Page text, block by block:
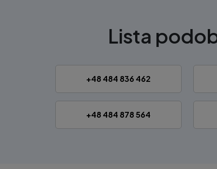
Lista
+48 484 836 462
+48 484 878 564